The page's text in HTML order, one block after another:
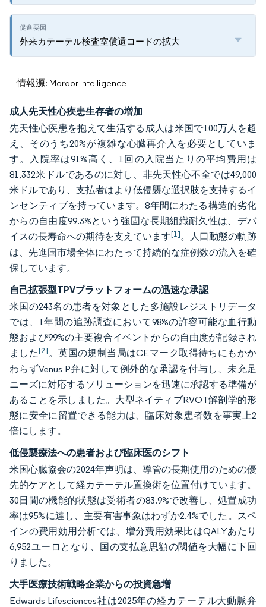
外来カテーテル検査室償還コードの拡大
情報源: Mordor Intelligence
成人先天性心疾患生存者の増加
先天性心疾患を抱えて生活する成人は米国で100万人を超
え、そのうち20%が複雑な心臓再介入を必要としていま
す。入院率は91%高く、1回の入院当たりの平均費用は
81,332米ドルであるのに対し、非先天性心不全では49,000
米ドルであり、支払者はより低侵襲な選択肢を支持するイ
ンセンティブを持っています。8年間にわたる構造的劣化
からの自由度99.3%という強固な長期組織耐久性は、デバ
イスの長寿命への期待を支えています[1]。人口動態の軌跡
は、先進国市場全体にわたって持続的な症例数の流入を確
保しています。
自己拡張型TPVプラットフォームの迅速な承認
米国の243名の患者を対象とした多施設レジストリデータ
では、1年間の追跡調査において98%の許容可能な血行動
態および99%の主要複合イベントからの自由度が記録され
ました[2]。英国の規制当局はCEマーク取得待ちにもかか
わらずVenus P弁に対して例外的な承認を付与し、未充足
ニーズに対応するソリューションを迅速に承認する準備が
あることを示しました。大型ネイティブRVOT解剖学的形
態に安全に留置できる能力は、臨床対象患者数を事実上2
倍にします。
低侵襲療法への患者および臨床医のシフト
米国心臓協会の2024年声明は、導管の長期使用のための優
先的ケアとして経カテーテル置換術を位置付けています。
30日間の機能的状態は受術者の83.9%で改善し、処置成功
率は95%に達し、主要有害事象はわずか2.4%でした。スペ
インの費用効用分析では、増分費用効果比はQALYあたり
6,952ユーロとなり、国の支払意思額の閾値を大幅に下回
りました。
大手医療技術戦略企業からの投資急増
Edwards Lifesciences社は2025年の経カテーテル大動脈弁